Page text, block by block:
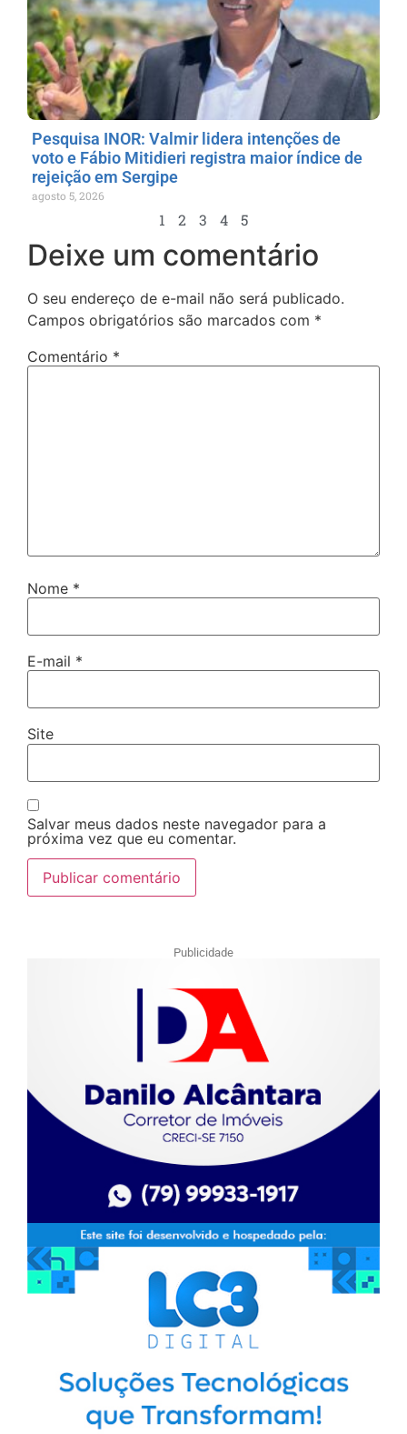
Pesquisa INOR: Valmir lidera intenções de
voto e Fábio Mitidieri registra maior índice de
rejeição em Sergipe
agosto 5, 2026
1 2 3 4 5
Deixe um comentário
O seu endereço de e-mail não será publicado.
Campos obrigatórios são marcados com *
Comentário *
Nome *
E-mail *
Site
Salvar meus dados neste navegador para a
próxima vez que eu comentar.
Publicidade